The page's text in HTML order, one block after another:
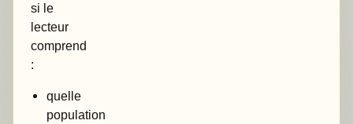
si le
lecteur
comprend
:
quelle
population